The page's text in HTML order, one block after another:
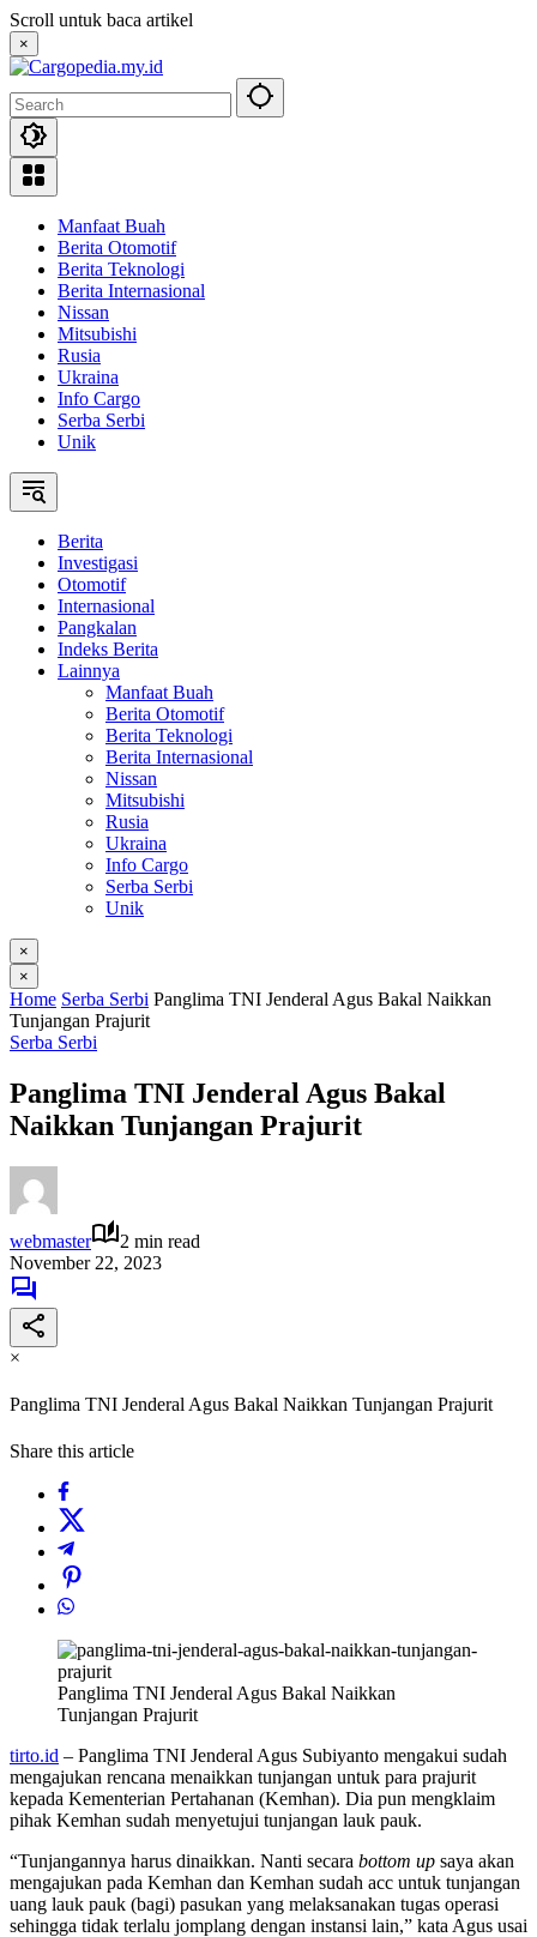
Skip
to
content
Scroll untuk baca artikel
×
Manfaat Buah
Berita Otomotif
Berita Teknologi
Berita Internasional
Nissan
Mitsubishi
Rusia
Ukraina
Info Cargo
Serba Serbi
Unik
Berita
Investigasi
Otomotif
Internasional
Pangkalan
Indeks Berita
Lainnya
Manfaat Buah
Berita Otomotif
Berita Teknologi
Berita Internasional
Nissan
Mitsubishi
Rusia
Ukraina
Info Cargo
Serba Serbi
Unik
×
×
Home Serba Serbi Panglima TNI Jenderal Agus Bakal Naikkan
Tunjangan Prajurit
Serba Serbi
Panglima TNI Jenderal Agus Bakal
Naikkan Tunjangan Prajurit
webmaster
2 min read
November 22, 2023
×
Panglima TNI Jenderal Agus Bakal Naikkan Tunjangan Prajurit
Share this article
Panglima TNI Jenderal Agus Bakal Naikkan
Tunjangan Prajurit
tirto.id – Panglima TNI Jenderal Agus Subiyanto mengakui sudah
mengajukan rencana menaikkan tunjangan untuk para prajurit
kepada Kementerian Pertahanan (Kemhan). Dia pun mengklaim
pihak Kemhan sudah menyetujui tunjangan lauk pauk.
“Tunjangannya harus dinaikkan. Nanti secara bottom up saya akan
mengajukan pada Kemhan dan Kemhan sudah acc untuk tunjangan
uang lauk pauk (bagi) pasukan yang melaksanakan tugas operasi
sehingga tidak terlalu jomplang dengan instansi lain,” kata Agus usai